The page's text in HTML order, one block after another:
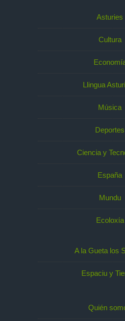
Asturies
Cultura
Llingua
Música
Deportes
Ciencia y
España
Mundu
Ecoloxía
A la Gueta los
Espaciu y
Quién